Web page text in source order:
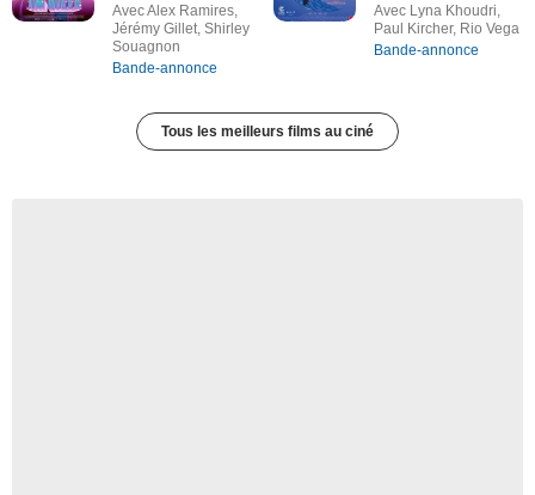
Avec Alex Ramires,
Jérémy Gillet, Shirley
Souagnon
Bande-annonce
Avec Lyna Khoudri,
Paul Kircher, Rio Vega
Bande-annonce
Tous les meilleurs films au ciné